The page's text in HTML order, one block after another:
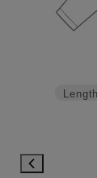
Length